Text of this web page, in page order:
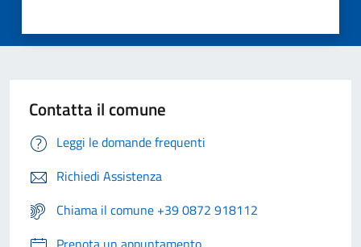
Contatta il comune
Leggi le domande frequenti
Richiedi Assistenza
Chiama il comune +39 0872 918112